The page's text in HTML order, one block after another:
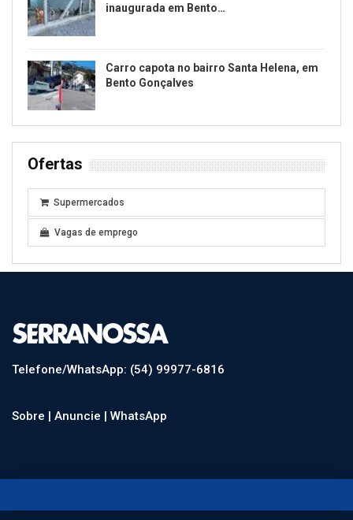
inaugurada em Bento…
Carro capota no bairro Santa Helena, em
Bento Gonçalves
Ofertas
Supermercados
Vagas de emprego
Telefone/WhatsApp: (54) 99977-6816
Sobre | Anuncie | WhatsApp